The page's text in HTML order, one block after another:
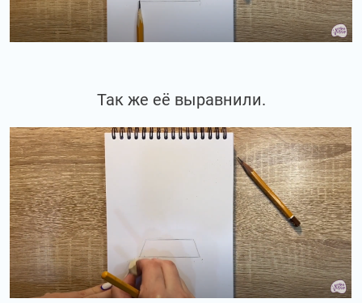
Так же её выравнили.